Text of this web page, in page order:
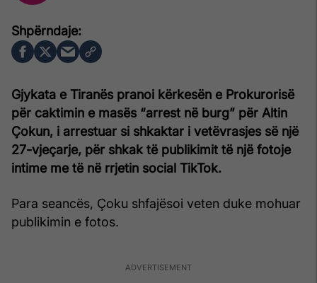
Gjykata e Tiranës pranoi kërkesën e Prokurorisë
për caktimin e masës “arrest në burg” për Altin
Çokun, i arrestuar si shkaktar i vetëvrasjes së një
27-vjeçarje, për shkak të publikimit të një fotoje
intime me të në rrjetin social TikTok.
Para seancës, Çoku shfajësoi veten duke mohuar
publikimin e fotos.